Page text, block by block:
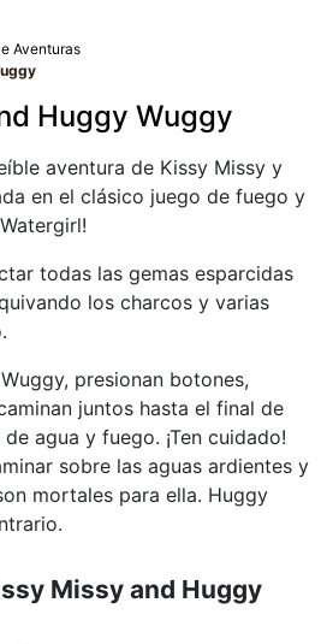
Aventuras
Huggy Wuggy
aventura de Kissy Missy y
en el clásico juego de fuego y
todas las gemas esparcidas
los charcos y varias
presionan botones,
juntos hasta el final de
agua y fuego. ¡Ten cuidado!
sobre las aguas ardientes y
mortales para ella. Huggy
Missy and Huggy